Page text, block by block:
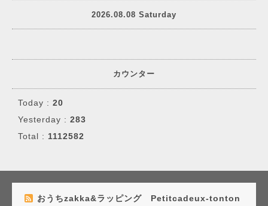
2026.08.08 Saturday
カウンター
Today : 20
Yesterday : 283
Total : 1112582
おうちzakka&ラッピング Petitcadeux-tonton